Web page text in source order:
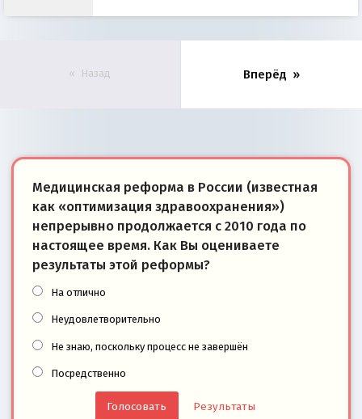
Назад Вперёд
Медицинская реформа в России (известная
как «оптимизация здравоохранения»)
непрерывно продолжается с 2010 года по
настоящее время. Как Вы оцениваете
результаты этой реформы?
На отлично
Неудовлетворительно
Не знаю, поскольку процесс не завершён
Посредственно
Результаты